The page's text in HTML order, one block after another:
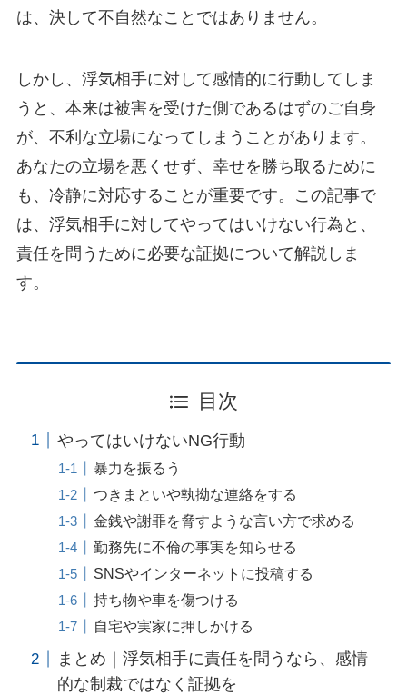
は、決して不自然なことではありません。
しかし、浮気相手に対して感情的に行動してしま
うと、本来は被害を受けた側であるはずのご自身
が、不利な立場になってしまうことがあります。
あなたの立場を悪くせず、幸せを勝ち取るために
も、冷静に対応することが重要です。この記事で
は、浮気相手に対してやってはいけない行為と、
責任を問うために必要な証拠について解説しま
す。
目次
やってはいけないNG行動
暴力を振るう
つきまといや執拗な連絡をする
金銭や謝罪を脅すような言い方で求める
勤務先に不倫の事実を知らせる
SNSやインターネットに投稿する
持ち物や車を傷つける
自宅や実家に押しかける
まとめ｜浮気相手に責任を問うなら、感情
的な制裁ではなく証拠を